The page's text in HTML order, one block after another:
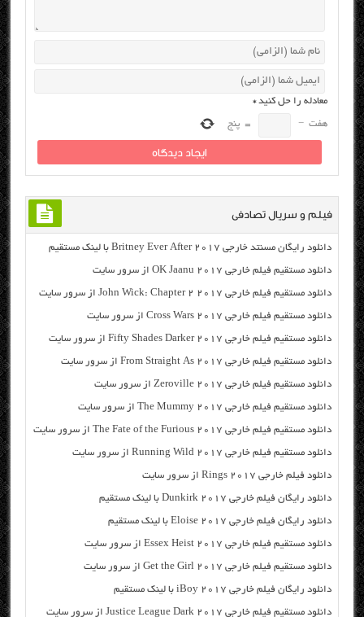
معادله را حل کنید*
هفت −
= پنج
فیلم و سریال تصادفی
دانلود رایگان مسنتد خارجی Britney Ever After 2017 با لینک مستقیم
دانلود مستقیم فیلم خارجی OK Jaanu 2017 از سرور سایت
دانلود مستقیم فیلم خارجی John Wick: Chapter 2 2017 از سرور سایت
دانلود مستقیم فیلم خارجی Cross Wars 2017 از سرور سایت
دانلود مستقیم فیلم خارجی Fifty Shades Darker 2017 از سرور سایت
دانلود مستقیم فیلم خارجی From Straight As 2017 از سرور سایت
دانلود مستقیم فیلم خارجی Zeroville 2017 از سرور سایت
دانلود مستقیم فیلم خارجی The Mummy 2017 از سرور سایت
دانلود مستقیم فیلم خارجی The Fate of the Furious 2017 از سرور سایت
دانلود مستقیم فیلم خارجی Running Wild 2017 از سرور سایت
دانلود فیلم خارجی Rings 2017 از سرور سایت
دانلود رایگان فیلم خارجی Dunkirk 2017 با لینک مستقیم
دانلود رایگان فیلم خارجی Eloise 2017 با لینک مستقیم
دانلود مستقیم فیلم خارجی Essex Heist 2017 از سرور سایت
دانلود مستقیم فیلم خارجی Get the Girl 2017 از سرور سایت
دانلود رایگان فیلم خارجی iBoy 2017 با لینک مستقیم
دانلود مستقیم فیلم خارجی Justice League Dark 2017 از سرور سایت